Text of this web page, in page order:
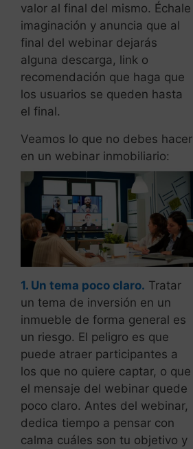
valor al final del mismo. Échale
imaginación y anuncia que al
final del webinar dejarás
alguna descarga, link o
recomendación que haga que
los usuarios se queden hasta
el final.
Veamos lo que no debes hacer
en un webinar inmobiliario:
1. Un tema poco claro. Tratar
un tema de inversión en un
inmueble de forma general es
un riesgo. El peligro es que
puede atraer participantes a
los que no quiere captar, o que
el mensaje del webinar quede
poco claro. Antes del webinar,
dedica tiempo a pensar con
calma cuáles son tu objetivo y